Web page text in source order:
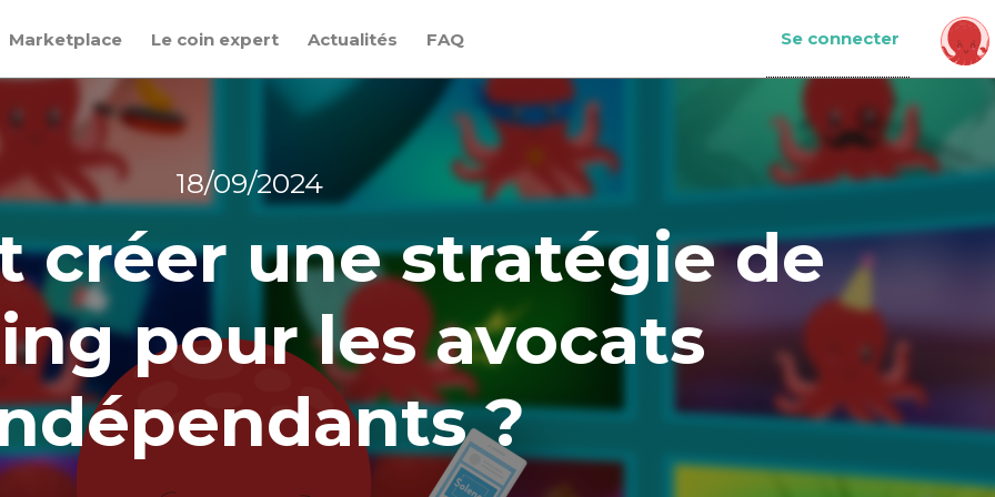
Marketplace Le coin expert Actualités FAQ Se connecter
18/09/2024
créer une stratégie de
pour les avocats
?